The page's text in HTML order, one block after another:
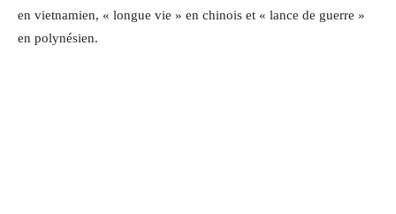
en vietnamien, « longue vie » en chinois et « lance de guerre »
en polynésien.